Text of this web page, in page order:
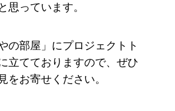
思っています。
の部屋」にプロジェクトト
立てておりますので、ぜひ
をお寄せください。